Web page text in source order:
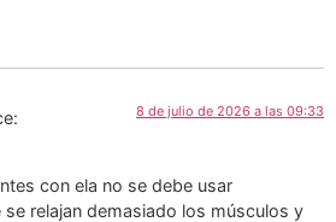
8 de julio de 2026 a las 09:33
con ela no se debe usar
se relajan demasiado los músculos y